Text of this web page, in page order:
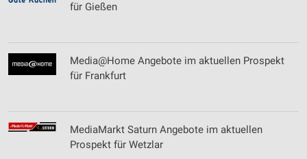
für Gießen
Media@Home Angebote im aktuellen Prospekt
für Frankfurt
MediaMarkt Saturn Angebote im aktuellen
Prospekt für Wetzlar